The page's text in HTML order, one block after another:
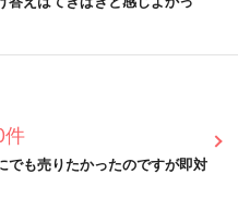
件
でも売りたかったのですが即対